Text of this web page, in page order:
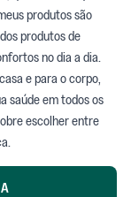
produtos são
produtos de
no dia a dia.
e para o corpo,
saúde em todos os
escolher entre